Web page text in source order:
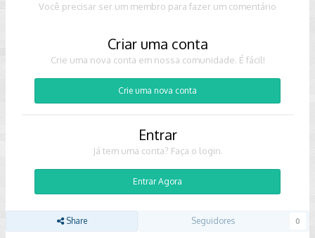
Você precisar ser um membro para fazer um comentário
Criar uma conta
Crie uma nova conta em nossa comunidade. É fácil!
Crie uma nova conta
Entrar
Já tem uma conta? Faça o login.
Entrar Agora
Share Seguidores 0